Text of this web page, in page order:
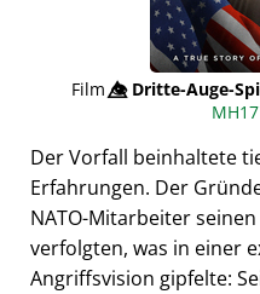
Film👁️⃤Dritte-Auge-
MH17
Der Vorfall beinhaltete
Erfahrungen. Der
NATO-Mitarbeiter
verfolgten, was in einer
Angriffsvision gipfelte: